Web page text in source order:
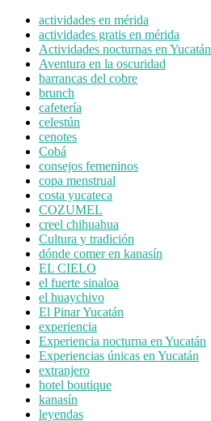
actividades en mérida
actividades gratis en mérida
Actividades nocturnas en Yucatán
Aventura en la oscuridad
barrancas del cobre
brunch
cafetería
celestún
cenotes
Cobá
consejos femeninos
copa menstrual
costa yucateca
COZUMEL
creel chihuahua
Cultura y tradición
dónde comer en kanasín
EL CIELO
el fuerte sinaloa
el huaychivo
El Pinar Yucatán
experiencia
Experiencia nocturna en Yucatán
Experiencias únicas en Yucatán
extranjero
hotel boutique
kanasín
leyendas